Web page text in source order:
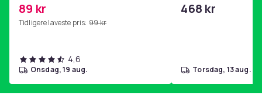
89 kr
Tidligere laveste pris: 99 kr
4,6
onsdag, 19 aug.
468 kr
torsdag, 13 aug.